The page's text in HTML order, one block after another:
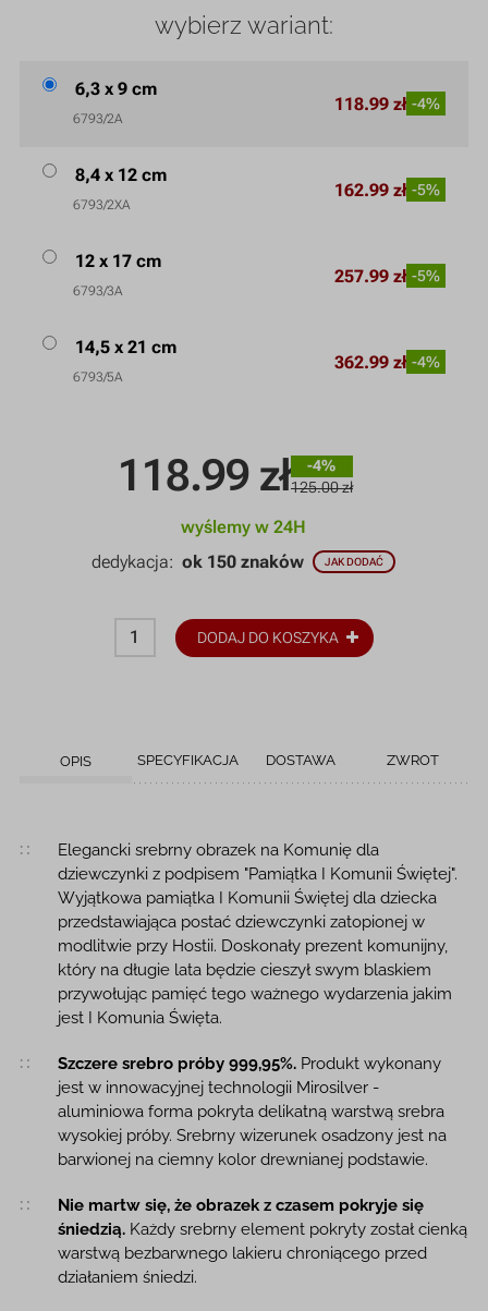
118.99 zł
-4%
125.00 zł
wyślemy w 24H
dedykacja:ok 150 znaków JAK DODAĆ
DODAJ DO KOSZYKA
wybierz wariant:
6,3 x 9 cm
6793/2A
118.99 zł -4%
8,4 x 12 cm
6793/2XA
162.99 zł -5%
12 x 17 cm
6793/3A
257.99 zł -5%
14,5 x 21 cm
6793/5A
362.99 zł -4%
OPIS SPECYFIKACJA DOSTAWA ZWROT
Opis produktu
Elegancki srebrny obrazek na Komunię dla
dziewczynki z podpisem "Pamiątka I Komunii Świętej".
Wyjątkowa pamiątka I Komunii Świętej dla dziecka
przedstawiająca postać dziewczynki zatopionej w
modlitwie przy Hostii. Doskonały prezent komunijny,
który na długie lata będzie cieszył swym blaskiem
przywołując pamięć tego ważnego wydarzenia jakim
jest I Komunia Święta.
Szczere srebro próby 999,95%.Produkt wykonany
jest w innowacyjnej technologii Mirosilver -
aluminiowa forma pokryta delikatną warstwą srebra
wysokiej próby. Srebrny wizerunek osadzony jest na
barwionej na ciemny kolor drewnianej podstawie.
Nie martw się, że obrazek z czasem pokryje się
śniedzią.Każdy srebrny element pokryty został cienką
warstwą bezbarwnego lakieru chroniącego przed
działaniem śniedzi.